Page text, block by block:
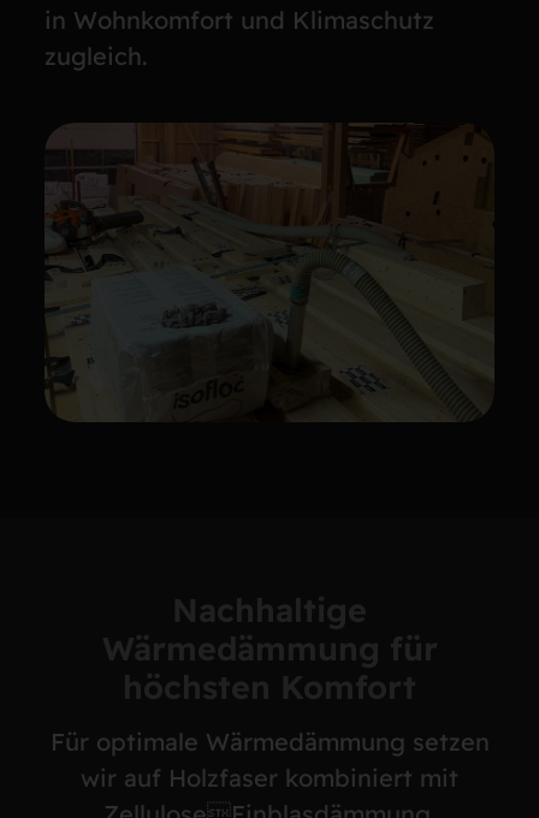
in Wohnkomfort und Klimaschutz
zugleich.
Nachhaltige
Wärmedämmung für
höchsten Komfort
Für optimale Wärmedämmung setzen
wir auf Holzfaser kombiniert mit